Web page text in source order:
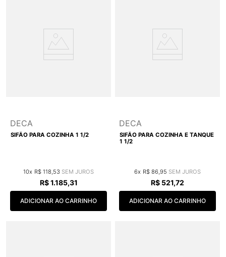
DECA
SIFÃO PARA COZINHA 1 1/2
10 R$ 118 53
R$ 1.185,31
ADICIONAR AO CARRINHO
DECA
SIFÃO PARA COZINHA E TANQUE
1 1/2
6 R$ 86 95
R$ 521,72
ADICIONAR AO CARRINHO